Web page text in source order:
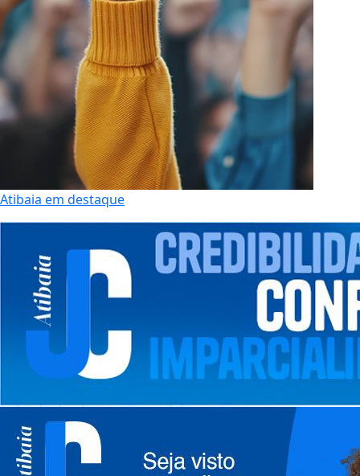
Atibaia em destaque